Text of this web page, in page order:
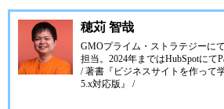
穂苅 智哉
GMOプライム・ストラテジーに
担当。2024年まではHubSpotにて
/ 著書『ビジネスサイトを作って
5.x対応版』 /